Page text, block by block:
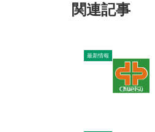
関連記事
最新情報